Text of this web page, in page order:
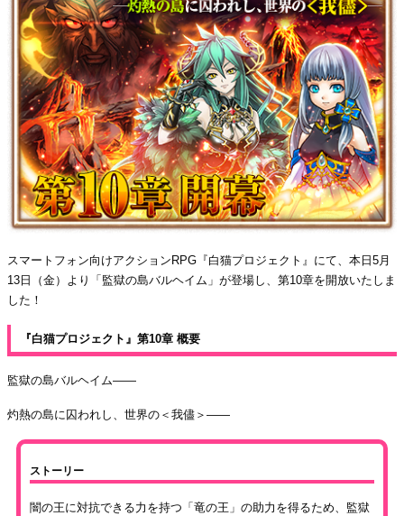
スマートフォン向けアクションRPG『白猫プロジェクト』にて、本日5月
13日（金）より「監獄の島バルヘイム」が登場し、第10章を開放いたしま
した！
『白猫プロジェクト』第10章 概要
監獄の島バルヘイム――
灼熱の島に囚われし、世界の＜我儘＞――
ストーリー
闇の王に対抗できる力を持つ「竜の王」の助力を得るため、監獄